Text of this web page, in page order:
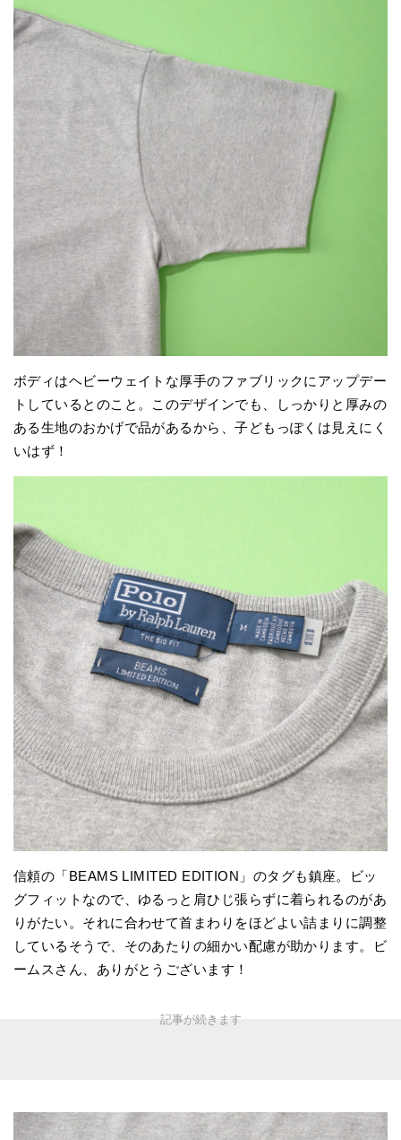
ボディはヘビーウェイトな厚手のファブリックにアップデー
トしているとのこと。このデザインでも、しっかりと厚みの
ある生地のおかげで品があるから、子どもっぽくは見えにく
いはず！
信頼の「BEAMS LIMITED EDITION」のタグも鎮座。ビッ
グフィットなので、ゆるっと肩ひじ張らずに着られるのがあ
りがたい。それに合わせて首まわりをほどよい詰まりに調整
しているそうで、そのあたりの細かい配慮が助かります。ビ
ームスさん、ありがとうございます！